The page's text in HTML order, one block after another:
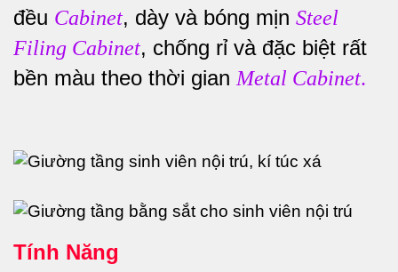
đều Cabinet, dày và bóng mịn Steel
Filing Cabinet, chống rỉ và đặc biệt rất
bền màu theo thời gian Metal Cabinet.
Tính Năng